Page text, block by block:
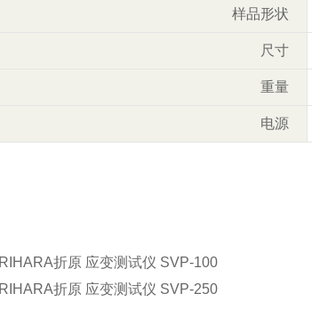
样品形状
尺寸
重量
电源
折原 应变测试仪 SVP-100
折原 应变测试仪 SVP-250